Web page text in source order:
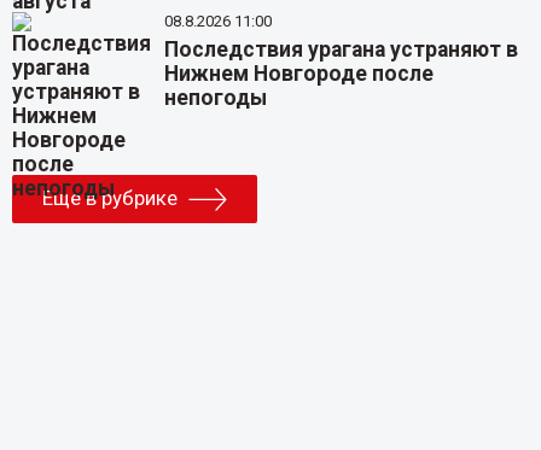
08.8.2026 11:00
Последствия урагана устраняют в
Нижнем Новгороде после
непогоды
Еще в рубрике